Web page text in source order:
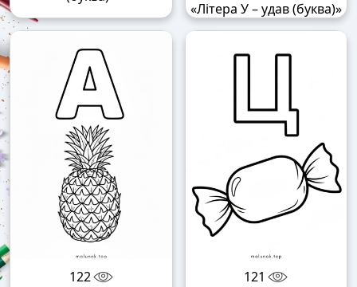
«Літера У – удав (буква)»
122
121